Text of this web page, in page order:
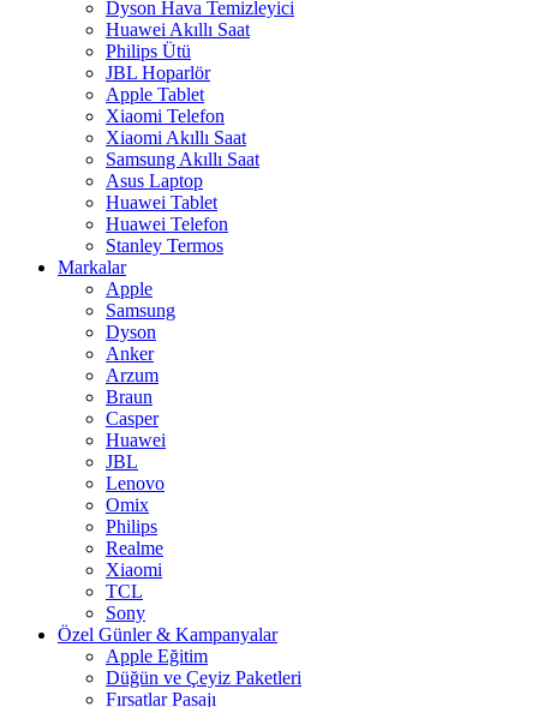
Dyson Hava Temizleyici
Huawei Akıllı Saat
Philips Ütü
JBL Hoparlör
Apple Tablet
Xiaomi Telefon
Xiaomi Akıllı Saat
Samsung Akıllı Saat
Asus Laptop
Huawei Tablet
Huawei Telefon
Stanley Termos
Markalar
Apple
Samsung
Dyson
Anker
Arzum
Braun
Casper
Huawei
JBL
Lenovo
Omix
Philips
Realme
Xiaomi
TCL
Sony
Özel Günler & Kampanyalar
Apple Eğitim
Düğün ve Çeyiz Paketleri
Fırsatlar Pasajı